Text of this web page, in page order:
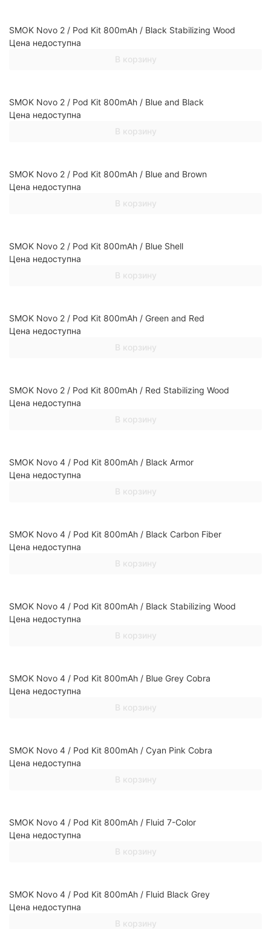
SMOK Novo 2 / Pod Kit 800mAh / Black Stabilizing Wood
Цена недоступна
В корзину
SMOK Novo 2 / Pod Kit 800mAh / Blue and Black
Цена недоступна
В корзину
SMOK Novo 2 / Pod Kit 800mAh / Blue and Brown
Цена недоступна
В корзину
SMOK Novo 2 / Pod Kit 800mAh / Blue Shell
Цена недоступна
В корзину
SMOK Novo 2 / Pod Kit 800mAh / Green and Red
Цена недоступна
В корзину
SMOK Novo 2 / Pod Kit 800mAh / Red Stabilizing Wood
Цена недоступна
В корзину
SMOK Novo 4 / Pod Kit 800mAh / Black Armor
Цена недоступна
В корзину
SMOK Novo 4 / Pod Kit 800mAh / Black Carbon Fiber
Цена недоступна
В корзину
SMOK Novo 4 / Pod Kit 800mAh / Black Stabilizing Wood
Цена недоступна
В корзину
SMOK Novo 4 / Pod Kit 800mAh / Blue Grey Cobra
Цена недоступна
В корзину
SMOK Novo 4 / Pod Kit 800mAh / Cyan Pink Cobra
Цена недоступна
В корзину
SMOK Novo 4 / Pod Kit 800mAh / Fluid 7-Color
Цена недоступна
В корзину
SMOK Novo 4 / Pod Kit 800mAh / Fluid Black Grey
Цена недоступна
В корзину